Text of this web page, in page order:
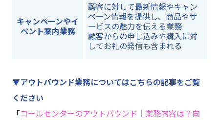
キャンペーンやイ
ベント案内業務
顧客に対して最新情報やキャン
ペーン情報を提供し、商品やサ
ービスの魅力を伝える業務
顧客からの申し込みや購入に対
してお礼の発信も含まれる
▼アウトバウンド業務についてはこちらの記事をご覧
ください
「コールセンターのアウトバウンド│業務内容は？向